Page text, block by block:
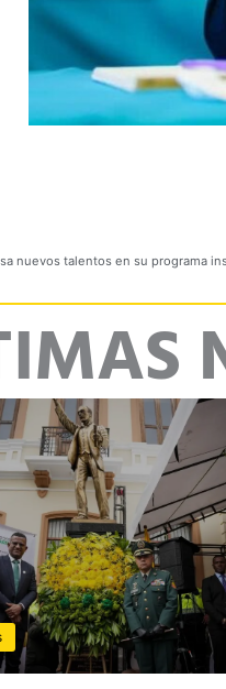
nuevos talentos en su programa